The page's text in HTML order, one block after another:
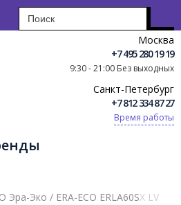
Москва
+7 495 280 19 19
9:30 - 21:00 Без выходных
Санкт-Петербург
+7 812 334 87 27
Время работы
Эра-Эко / ERA-ECO ERLA60SX LV